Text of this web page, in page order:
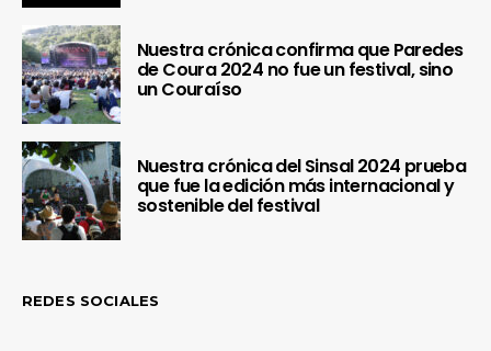
Nuestra crónica confirma que Paredes
de Coura 2024 no fue un festival, sino
un Couraíso
Nuestra crónica del Sinsal 2024 prueba
que fue la edición más internacional y
sostenible del festival
REDES SOCIALES